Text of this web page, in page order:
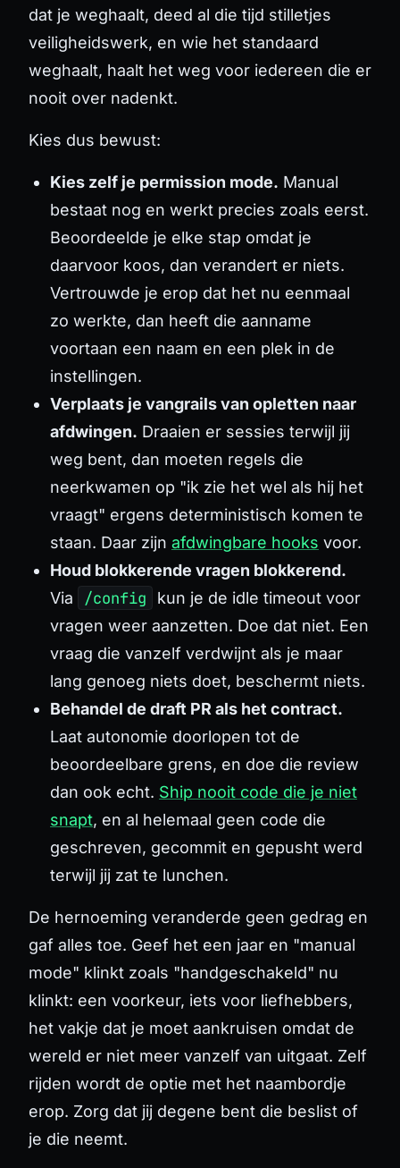
dat je weghaalt, deed al die tijd stilletjes
veiligheidswerk, en wie het standaard
weghaalt, haalt het weg voor iedereen die er
nooit over nadenkt.
Kies dus bewust:
Kies zelf je permission mode. Manual
bestaat nog en werkt precies zoals eerst.
Beoordeelde je elke stap omdat je
daarvoor koos, dan verandert er niets.
Vertrouwde je erop dat het nu eenmaal
zo werkte, dan heeft die aanname
voortaan een naam en een plek in de
instellingen.
Verplaats je vangrails van opletten naar
afdwingen. Draaien er sessies terwijl jij
weg bent, dan moeten regels die
neerkwamen op "ik zie het wel als hij het
vraagt" ergens deterministisch komen te
staan. Daar zijn afdwingbare hooks voor.
Houd blokkerende vragen blokkerend.
Via
/config
kun je de idle timeout voor
vragen weer aanzetten. Doe dat niet. Een
vraag die vanzelf verdwijnt als je maar
lang genoeg niets doet, beschermt niets.
Behandel de draft PR als het contract.
Laat autonomie doorlopen tot de
beoordeelbare grens, en doe die review
dan ook echt. Ship nooit code die je niet
snapt, en al helemaal geen code die
geschreven, gecommit en gepusht werd
terwijl jij zat te lunchen.
De hernoeming veranderde geen gedrag en
gaf alles toe. Geef het een jaar en "manual
mode" klinkt zoals "handgeschakeld" nu
klinkt: een voorkeur, iets voor liefhebbers,
het vakje dat je moet aankruisen omdat de
wereld er niet meer vanzelf van uitgaat. Zelf
rijden wordt de optie met het naambordje
erop. Zorg dat jij degene bent die beslist of
je die neemt.